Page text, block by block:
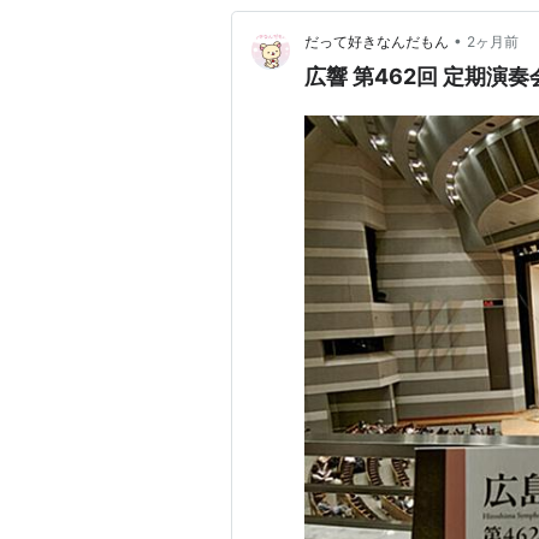
だって好きなんだもん • 2ヶ月前
広響 第462回 定期演奏